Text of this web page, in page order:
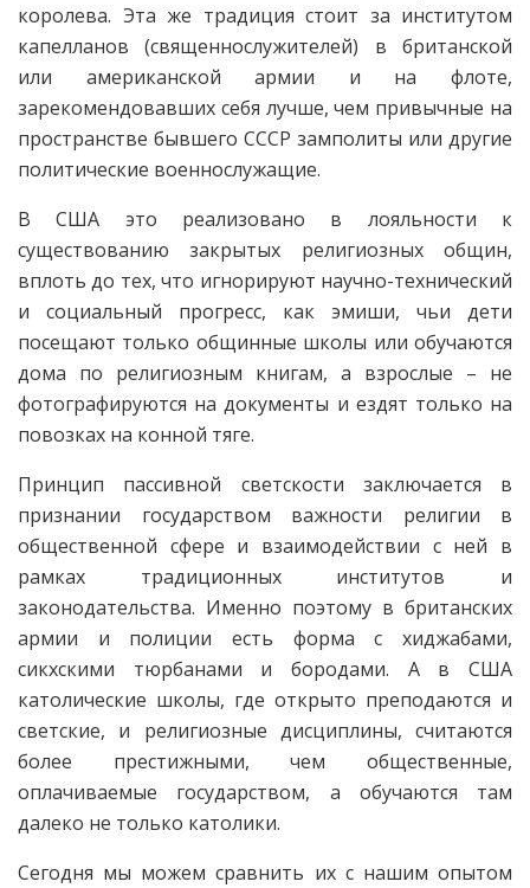
королева. Эта же традиция стоит за институтом
капелланов (священнослужителей) в британской
или американской армии и на флоте,
зарекомендовавших себя лучше, чем привычные на
пространстве бывшего СССР замполиты или другие
политические военнослужащие.
В США это реализовано в лояльности к
существованию закрытых религиозных общин,
вплоть до тех, что игнорируют научно-технический
и социальный прогресс, как эмиши, чьи дети
посещают только общинные школы или обучаются
дома по религиозным книгам, а взрослые – не
фотографируются на документы и ездят только на
повозках на конной тяге.
Принцип пассивной светскости заключается в
признании государством важности религии в
общественной сфере и взаимодействии с ней в
рамках традиционных институтов и
законодательства. Именно поэтому в британских
армии и полиции есть форма с хиджабами,
сикхскими тюрбанами и бородами. А в США
католические школы, где открыто преподаются и
светские, и религиозные дисциплины, считаются
более престижными, чем общественные,
оплачиваемые государством, а обучаются там
далеко не только католики.
Сегодня мы можем сравнить их с нашим опытом